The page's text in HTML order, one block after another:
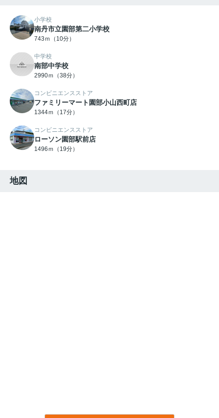
小学校
南丹市立園部第二小学校
743ｍ（10分）
中学校
南部中学校
2990ｍ（38分）
コンビニエンスストア
ファミリーマート園部小山西町店
1344ｍ（17分）
コンビニエンスストア
ローソン園部駅前店
1496ｍ（19分）
地図